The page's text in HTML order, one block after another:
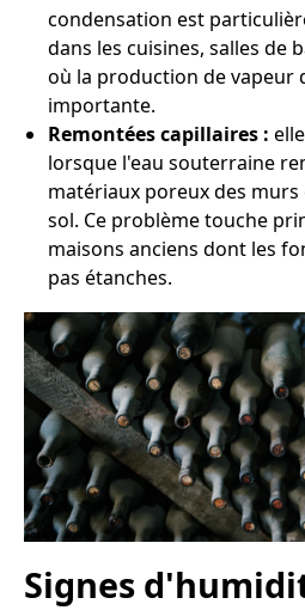
condensation est
dans les cuisines, salles de
où la production de vapeur
importante.
Remontées capillaires :
lorsque l'eau souterraine
matériaux poreux des murs
sol. Ce problème touche
maisons anciens dont les
pas étanches.
Signes